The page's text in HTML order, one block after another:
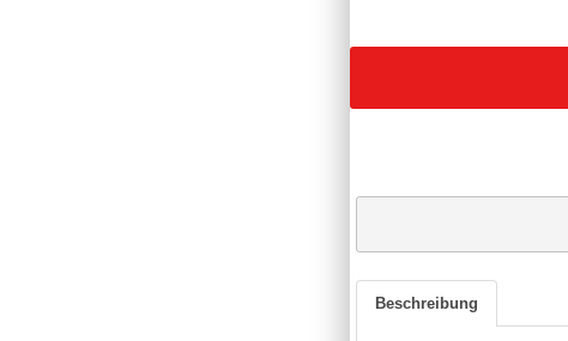
Beschreibung